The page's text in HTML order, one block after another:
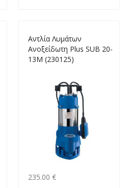
Αντλία Λυμάτων
Ανοξείδωτη Plus SUB 20-
13Μ (230125)
235.00 €